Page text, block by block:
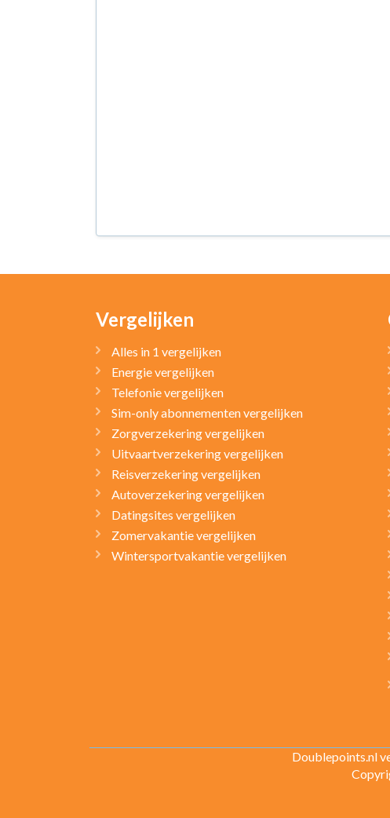
Vergelijken
Alles in 1 vergelijken
Energie vergelijken
Telefonie vergelijken
Sim-only abonnementen vergelijken
Zorgverzekering vergelijken
Uitvaartverzekering vergelijken
Reisverzekering vergelijken
Autoverzekering vergelijken
Datingsites vergelijken
Zomervakantie vergelijken
Wintersportvakantie vergelijken
Doublepoints.nl